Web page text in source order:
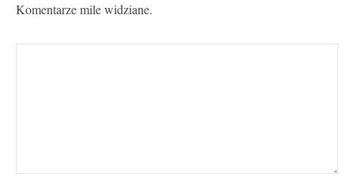
Komentarze mile widziane.